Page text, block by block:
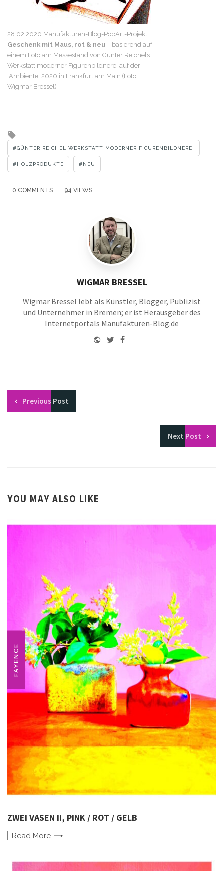
28.02.2020 Manufakturen-Blog-PopArt-Projekt:
Geschenk mit Maus, rot & neu – basierend auf
einem Foto am Messestand von Günter Reichels
Werkstatt moderner Figurenbildnerei auf der
‚Ambiente‘ 2020 in Frankfurt am Main (Foto:
Wigmar Bressel)
with
GÜNTER REICHEL WERKSTATT MODERNER FIGURENBILDNEREI
HOLZPRODUKTE NEU
0 COMMENTS 94 VIEWS
WIGMAR BRESSEL
Wigmar Bressel lebt als Künstler, Blogger, Publizist
und Unternehmer in Bremen; er ist Herausgeber des
Internetportals Manufakturen-Blog.de
WebsiteTwitterFacebook
Previous Post
Next Post
YOU MAY ALSO LIKE
FAYENCE
ZWEI VASEN II, PINK / ROT / GELB
Read More